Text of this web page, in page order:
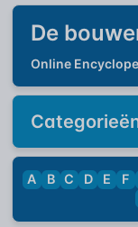
De
Online
A B C D E F